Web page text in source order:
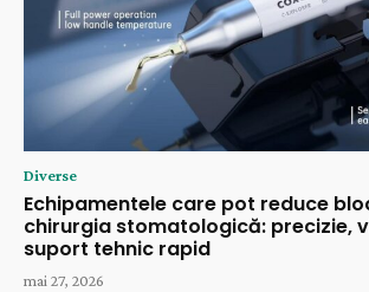
Diverse
Echipamentele care pot reduce
chirurgia stomatologică: precizie,
suport tehnic rapid
mai 27, 2026